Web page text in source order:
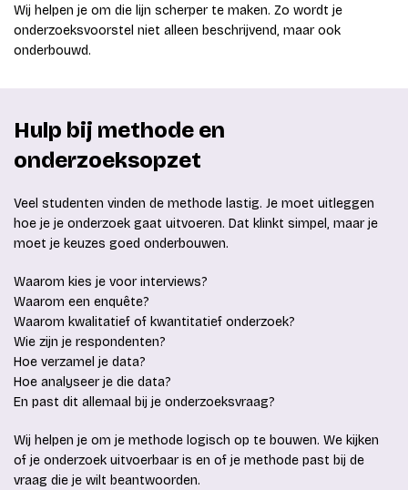
Wij helpen je om die lijn scherper te maken. Zo wordt je
onderzoeksvoorstel niet alleen beschrijvend, maar ook
onderbouwd.
Hulp bij methode en
onderzoeksopzet
Veel studenten vinden de methode lastig. Je moet uitleggen
hoe je je onderzoek gaat uitvoeren. Dat klinkt simpel, maar je
moet je keuzes goed onderbouwen.
Waarom kies je voor interviews?
Waarom een enquête?
Waarom kwalitatief of kwantitatief onderzoek?
Wie zijn je respondenten?
Hoe verzamel je data?
Hoe analyseer je die data?
En past dit allemaal bij je onderzoeksvraag?
Wij helpen je om je methode logisch op te bouwen. We kijken
of je onderzoek uitvoerbaar is en of je methode past bij de
vraag die je wilt beantwoorden.